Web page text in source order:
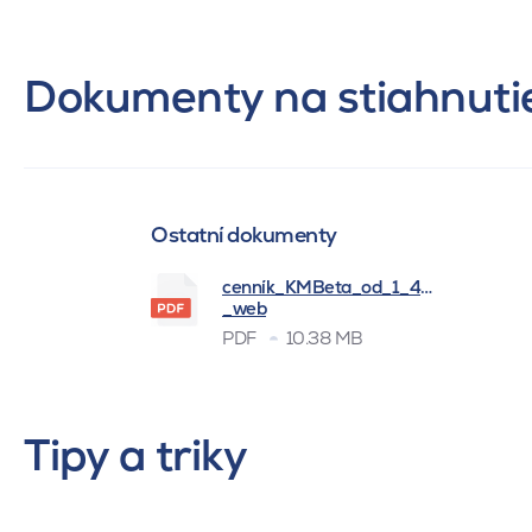
Dokumenty na
Ostatní dokumenty
cenník_KMBeta_od_1_4_2026
_web
PDF
10.38 MB
Tipy a triky